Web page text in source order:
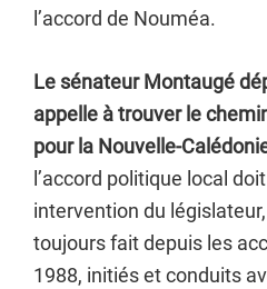
l’accord de Nouméa.
Le sénateur Montaugé
appelle à trouver le
pour la Nouvelle-
l’accord politique local
intervention du
toujours fait depuis les
1988, initiés et conduits